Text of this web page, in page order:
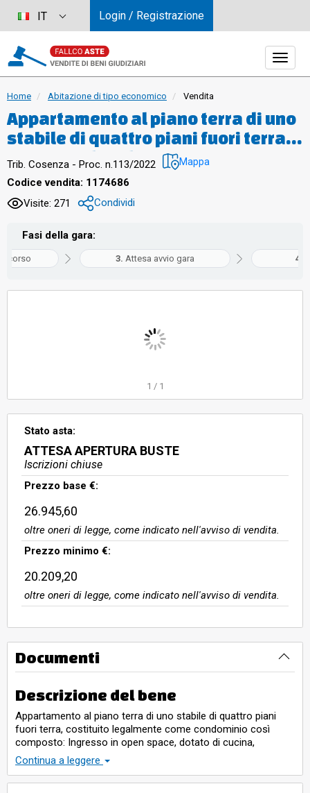
Home Abitazione di tipo economico Vendita
Appartamento al piano terra di uno
stabile di quattro piani fuori terra,
costituito legalmente come
condominio così composto:
Ingresso in open space, dotato di
cucina, soggiorno e salotto, tre
ampie vetrate che danno sul patio,
doppi servizi e due camere da letto.
aree scoperte 138 mq.
Trib. Cosenza - Proc. n.113/2022 Mappa
Codice vendita: 1174686
Visite: 271
Condividi
Fasi della gara:
corso Attesa avvio gara
1 / 1
Stato asta:
ATTESA APERTURA BUSTE
Iscrizioni chiuse
Prezzo base €:
26.945,60
oltre oneri di legge, come indicato nell'avviso di vendita.
Prezzo minimo €:
20.209,20
oltre oneri di legge, come indicato nell'avviso di vendita.
Documenti
Descrizione del bene
Appartamento al piano terra di uno stabile di quattro piani
fuori terra, costituito legalmente come condominio così
composto: Ingresso in open space, dotato di cucina,
soggiorno e salotto, tre ampie vetrate che danno sul patio,
doppi servizi e due camere da letto. Superficie: 158 mq totale
escluse aree scoperte 138 mq.
Continua a leggere
IT Login / Registrazione